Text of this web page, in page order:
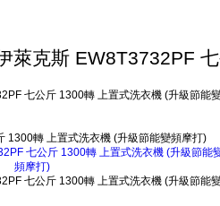
萊克斯 EW8T3732PF
1300轉 上置式洗衣機 (升級節能變頻摩打)